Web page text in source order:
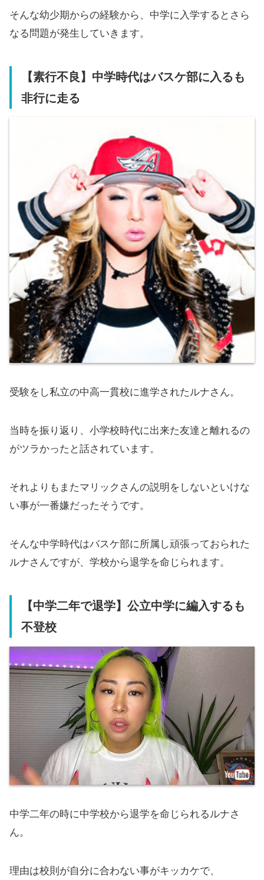
そんな幼少期からの経験から、中学に入学するとさら
なる問題が発生していきます。
【素行不良】中学時代はバスケ部に入るも
非行に走る
受験をし私立の中高一貫校に進学されたルナさん。
当時を振り返り、小学校時代に出来た友達と離れるの
がツラかったと話されています。
それよりもまたマリックさんの説明をしないといけな
い事が一番嫌だったそうです。
そんな中学時代はバスケ部に所属し頑張っておられた
ルナさんですが、学校から退学を命じられます。
【中学二年で退学】公立中学に編入するも
不登校
中学二年の時に中学校から退学を命じられるルナさ
ん。
理由は校則が自分に合わない事がキッカケで、